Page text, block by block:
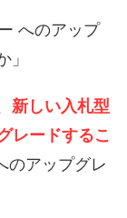
へのアップ
」
新しい入札型
レードするこ
のアップグレ